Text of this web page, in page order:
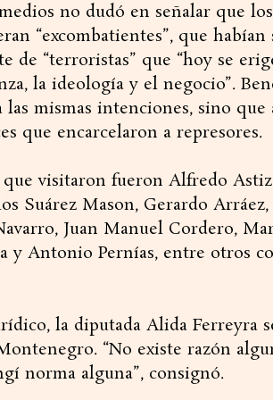
no dudó en señalar que
“excombatientes”, que
de “terroristas” que “hoy se
la ideología y el negocio”.
las mismas intenciones, sino
que encarcelaron a represores.
que visitaron fueron Alfredo
Suárez Mason, Gerardo
Juan Manuel Cordero,
y Antonio Pernías, entre otros
la diputada Alida Ferreyra
“No existe razón
norma alguna”, consignó.